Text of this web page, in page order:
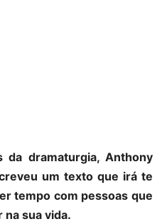
da dramaturgia, Anthony
um texto que irá te
tempo com pessoas que
na sua vida.